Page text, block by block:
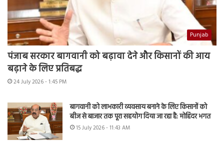
Punjab
पंजाब सरकार बागवानी को बढ़ावा देने और किसानों की आय
बढ़ाने के लिए प्रतिबद्ध
24 July 2026 - 1:45 PM
बागवानी को लाभकारी व्यवसाय बनाने के लिए किसानों को
बीज से बाजार तक पूरा सहयोग दिया जा रहा है: मोहिंदर भगत
15 July 2026 - 11:43 AM